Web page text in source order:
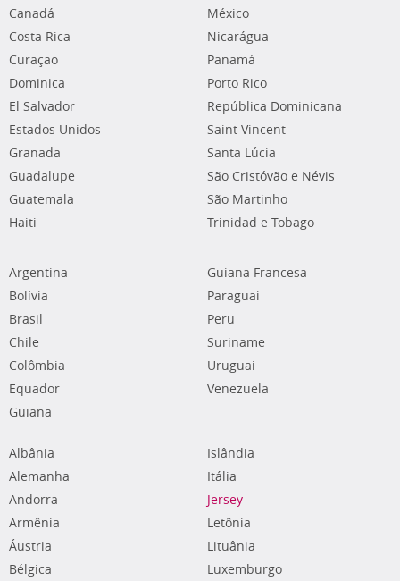
Canadá
Costa Rica
Curaçao
Dominica
El Salvador
Estados Unidos
Granada
Guadalupe
Guatemala
Haiti
México
Nicarágua
Panamá
Porto Rico
República Dominicana
Saint Vincent
Santa Lúcia
São Cristóvão e Névis
São Martinho
Trinidad e Tobago
Argentina
Bolívia
Brasil
Chile
Colômbia
Equador
Guiana
Guiana Francesa
Paraguai
Peru
Suriname
Uruguai
Venezuela
Albânia
Alemanha
Andorra
Armênia
Áustria
Bélgica
Islândia
Itália
Jersey
Letônia
Lituânia
Luxemburgo